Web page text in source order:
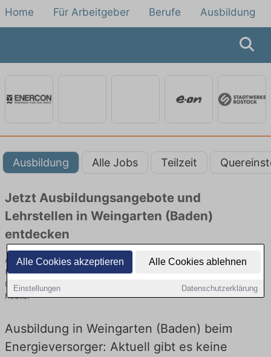
Alle Cookies akzeptieren Alle Cookies ablehnen
Einstellungen Datenschutzerklärung
Home Für Arbeitgeber Berufe Ausbildung
Ausbildung Alle Jobs Teilzeit
Jetzt Ausbildungsangebote und
Lehrstellen in Weingarten (Baden)
entdecken
Ausbildungsangebote beim Energieversorger in Weingarten
(Baden) finden Sie von namhaften Firmen. Entdecken Sie freie
Optionen von Top-Arbeitgebern und bewerben Sie sich noch
heute.
Ausbildung in Weingarten (Baden) beim
Energieversorger: Aktuell gibt es keine